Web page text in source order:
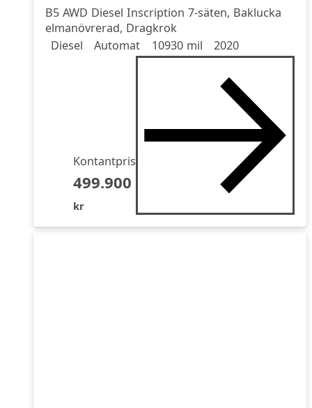
B5 AWD Diesel Inscription 7-säten, Baklucka
elmanövrerad, Dragkrok
Drivmedel
Diesel
DrivmedelAutomat
Miltal 10930 mil
årsmodell 2020
Kontantpris
499.900
kr